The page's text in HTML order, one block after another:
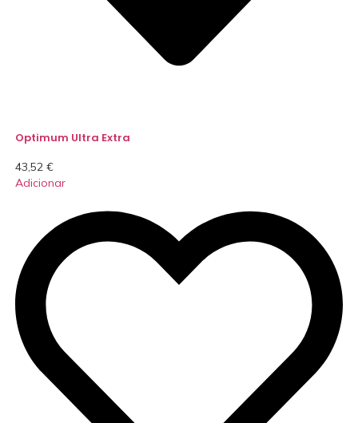
Optimum Ultra Extra
43,52 €
Adicionar